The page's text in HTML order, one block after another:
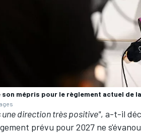
mépris pour le règlement actuel de la
direction très positive", a-t-il
prévu pour 2027 ne